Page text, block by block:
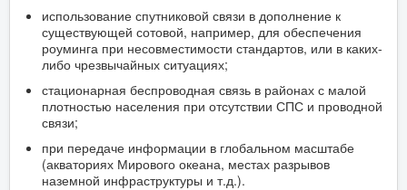
использование спутниковой связи в дополнение к
существующей сотовой, например, для обеспечения
роуминга при несовместимости стандартов, или в каких-
либо чрезвычайных ситуациях;
стационарная беспроводная связь в районах с малой
плотностью населения при отсутствии СПС и проводной
связи;
при передаче информации в глобальном масштабе
(акваториях Мирового океана, местах разрывов
наземной инфраструктуры и т.д.).